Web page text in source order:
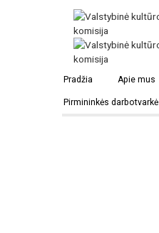
Pradžia Apie mus
Pirmininkės darbotvarkė
Krėvos pilis
Krevas